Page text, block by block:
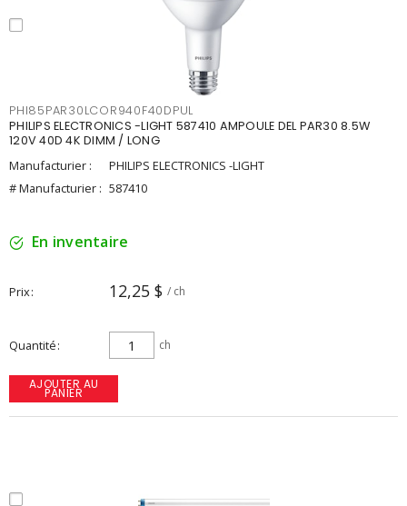
PHI85PAR30LCOR940F40DPUL
PHILIPS ELECTRONICS -LIGHT 587410 AMPOULE DEL PAR30 8.5W
120V 40D 4K DIMM / LONG
Manufacturier :
PHILIPS ELECTRONICS -LIGHT
# Manufacturier : 587410
En inventaire
Prix 12,25 $ / ch
Quantité ch
AJOUTER AU
PANIER